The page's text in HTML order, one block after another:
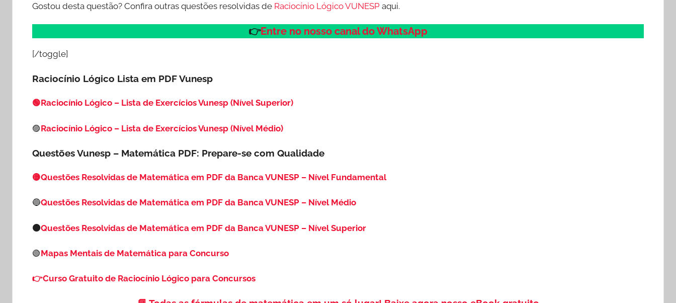
Gostou desta questão? Confira outras questões resolvidas de Raciocínio Lógico VUNESP aqui.
👉Entre no nosso canal do WhatsApp
[/toggle]
Raciocínio Lógico Lista em PDFVunesp
🟢Raciocínio Lógico – Lista de Exercícios Vunesp (Nível Superior)
🟣Raciocínio Lógico – Lista de Exercícios Vunesp (Nível Médio)
Questões Vunesp – Matemática PDF: Prepare-se com Qualidade
🟡Questões Resolvidas de Matemática em PDF da Banca VUNESP – Nível Fundamental
🔵Questões Resolvidas de Matemática em PDF da Banca VUNESP – Nível Médio
🟠Questões Resolvidas de Matemática em PDF da Banca VUNESP – Nível Superior
🟢Mapas Mentais de Matemática para Concurso
👉Curso Gratuito de Raciocínio Lógico para Concursos